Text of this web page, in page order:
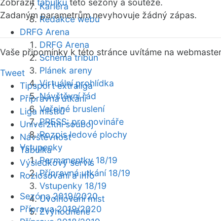
Kariéra
Redakce webu
DRFG Arena
DRFG Arena
Schéma tribun
Plánek areny
Virtuální prohlídka
Návštěvní řád
Veřejné bruslení
PRESS: pro novináře
Rozpis ledové plochy
Vstupenky
Permanentky 18/19
Přípravná utkání 18/19
Vstupenky 18/19
Uvolňování míst
Zvýhodněné
Zobrazit tabulku této sezóny a soutěže.
Zadaným parametrům nevyhovuje žádný zápas.
Vaše připomínky k této stránce uvítáme na webmaster
Tweet
Tipsport extraliga
Přípravná utkání
Liga mistrů
Univerzitní souboj
Návštěvnost
Tabulka
Výsledkový servis
Rozlosování a info
Sezóna 2019/2020
Příprava 2019/2020